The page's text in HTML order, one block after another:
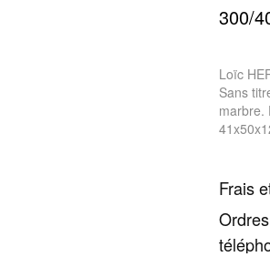
300/
Loïc
Sans
marbre.
Frais